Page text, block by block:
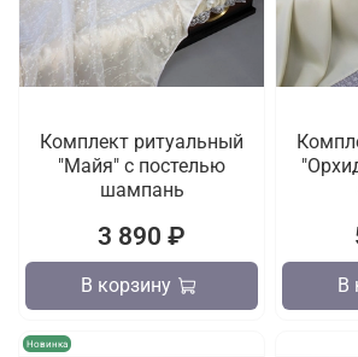
Комплект ритуальный
"Майя" с постелью
шампань
3 890 ₽
В корзину В
Новинка